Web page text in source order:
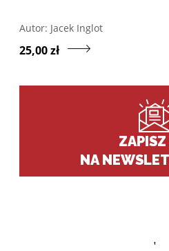
Autor: Otwórz w nowym oknie
Jacek Inglot
25,00 zł
ZAPISZ
NA
,